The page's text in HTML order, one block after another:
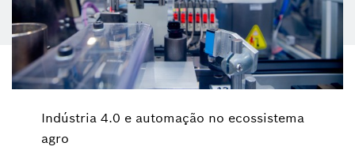
Indústria 4.0 e automação no ecossistema
agro